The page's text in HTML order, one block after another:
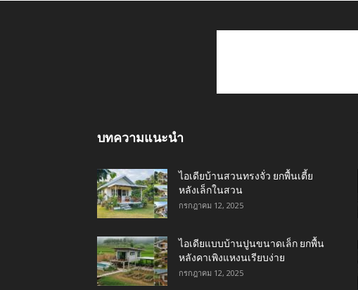
บทความแนะนำ
ไอเดียบ้านสวนทรงจั่ว ยกพื้นเตี้ย
หลังเล็กในสวน
กรกฎาคม 12, 2025
ไอเดียแบบบ้านปูนขนาดเล็ก ยกพื้น
หลังคาเพิงแหงนเรียบง่าย
กรกฎาคม 12, 2025